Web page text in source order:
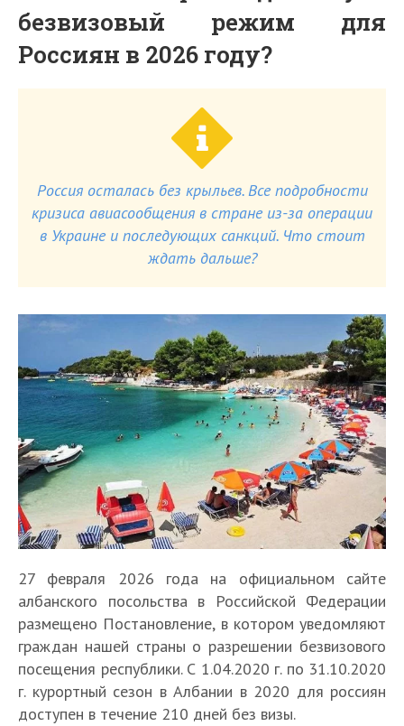
безвизовый режим для
Россиян в 2026 году?
Россия осталась без крыльев. Все подробности
кризиса авиасообщения в стране из-за операции
в Украине и последующих санкций. Что стоит
ждать дальше?
27 февраля 2026 года на официальном сайте
албанского посольства в Российской Федерации
размещено Постановление, в котором уведомляют
граждан нашей страны о разрешении безвизового
посещения республики. С 1.04.2020 г. по 31.10.2020
г. курортный сезон в Албании в 2020 для россиян
доступен в течение 210 дней без визы.